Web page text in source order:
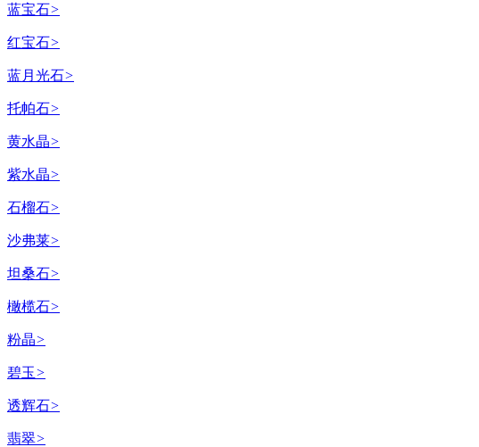
蓝宝石>
红宝石>
蓝月光石>
托帕石>
黄水晶>
紫水晶>
石榴石>
沙弗莱>
坦桑石>
橄榄石>
粉晶>
碧玉>
透辉石>
翡翠>